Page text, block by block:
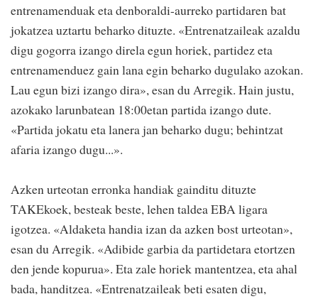
entrenamenduak eta denboraldi-aurreko partidaren bat
jokatzea uztartu beharko dituzte. «Entrenatzaileak azaldu
digu gogorra izango direla egun horiek, partidez eta
entrenamenduez gain lana egin beharko dugulako azokan.
Lau egun bizi izango dira», esan du Arregik. Hain justu,
azokako larunbatean 18:00etan partida izango dute.
«Partida jokatu eta lanera jan beharko dugu; behintzat
afaria izango dugu...».
Azken urteotan erronka handiak gainditu dituzte
TAKEkoek, besteak beste, lehen taldea EBA ligara
igotzea. «Aldaketa handia izan da azken bost urteotan»,
esan du Arregik. «Adibide garbia da partidetara etortzen
den jende kopurua». Eta zale horiek mantentzea, eta ahal
bada, handitzea. «Entrenatzaileak beti esaten digu,